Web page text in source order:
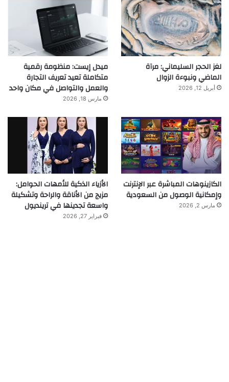
لغز الحجر السليماني: مرآة
الماضي ونبوءة الزوال
أبريل 12, 2026
ميدل إيست: منظومة رقمية
متكاملة تعيد تعريف التجارة
والعمل والتواصل في مكان واحد
مارس 18, 2026
الكازينوهات المباشرة عبر الإنترنت
وإمكانية الوصول من السعودية
مارس 2, 2026
الأزياء الذكية للأمهات الحوامل:
مزيج من الأناقة والراحة وتشكيلة
واسعة تجدينها في ترينديول
فبراير 27, 2026